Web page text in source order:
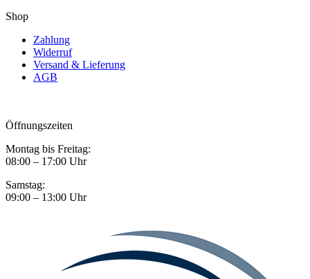
Shop
Zahlung
Widerruf
Versand & Lieferung
AGB
Öffnungszeiten
Montag bis Freitag:
08:00 – 17:00 Uhr
Samstag:
09:00 – 13:00 Uhr